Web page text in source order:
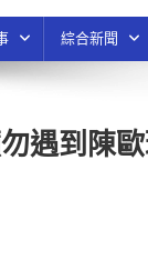
綜合新聞
遇到陳歐